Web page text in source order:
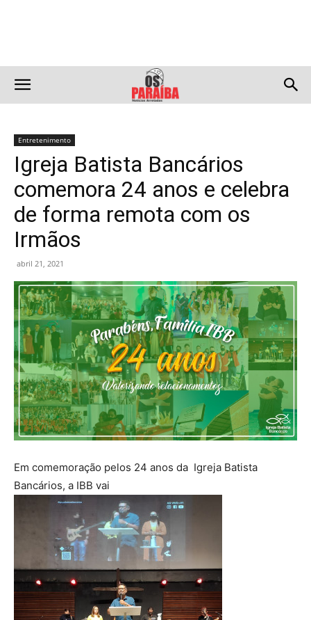
Entretenimento
Igreja Batista Bancários
comemora 24 anos e celebra
de forma remota com os
Irmãos
abril 21, 2021
Em comemoração pelos 24 anos da Igreja Batista
Bancários, a IBB vai